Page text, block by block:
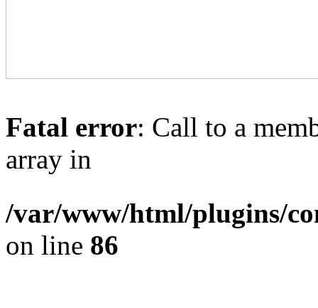
Fatal error: Call to a
array in
/var/www/html/plugins/
on line 86